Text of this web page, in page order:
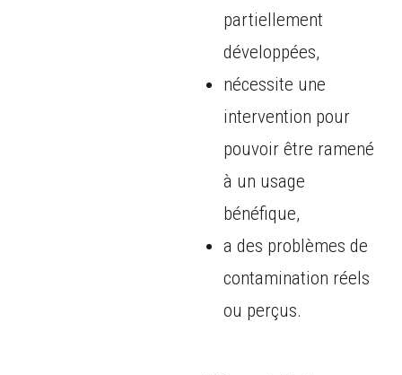
partiellement
développées,
nécessite une
intervention pour
pouvoir être ramené
à un usage
bénéfique,
a des problèmes de
contamination réels
ou perçus.